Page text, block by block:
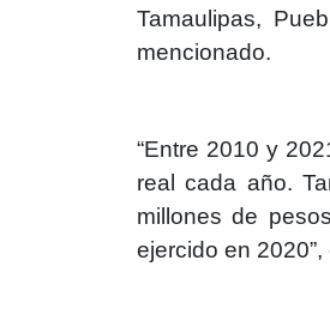
Tamaulipas,
mencionado.
“Entre 2010 y
real cada año.
millones de
ejercido en